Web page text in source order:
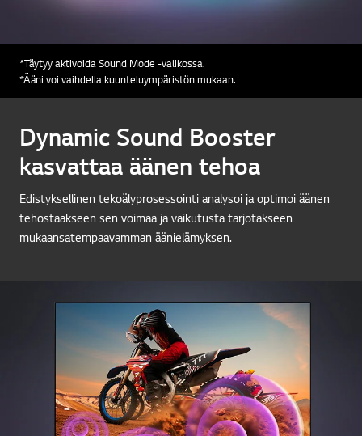
*Täytyy aktivoida Sound Mode -valikossa.
*Ääni voi vaihdella kuunteluympäristön mukaan.
Dynamic Sound Booster
kasvattaa äänen tehoa
Edistyksellinen tekoälyprosessointi analysoi ja optimoi äänen
tehostaakseen sen voimaa ja vaikutusta tarjotakseen
mukaansatempaavamman äänielämyksen.